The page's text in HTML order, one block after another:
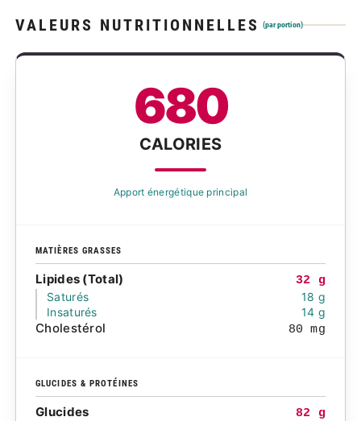
VALEURS NUTRITIONNELLES (par portion)
680
CALORIES
Apport énergétique principal
MATIÈRES GRASSES
Lipides (Total)
32 g
Saturés
18 g
Insaturés
14 g
Cholestérol 80 mg
GLUCIDES & PROTÉINES
Glucides
82 g